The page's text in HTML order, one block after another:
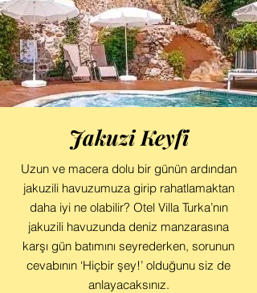
Jakuzi Keyfi
Uzun ve macera dolu bir günün ardından
jakuzili havuzumuza girip rahatlamaktan
daha iyi ne olabilir? Otel Villa Turka’nın
jakuzili havuzunda deniz manzarasına
karşı gün batımını seyrederken, sorunun
cevabının ‘Hiçbir şey!’ olduğunu siz de
anlayacaksınız.